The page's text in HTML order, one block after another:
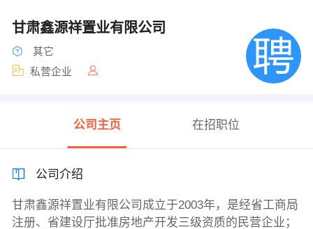
甘肃鑫源祥置业有限公司
其它
私营企业
公司主页 在招职位
公司介绍
甘肃鑫源祥置业有限公司成立于2003年，是经省工商局
注册、省建设厅批准房地产开发三级资质的民营企业；